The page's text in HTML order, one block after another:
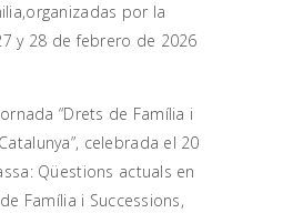
por la
y 28 de febrero de 2026
“Drets de Família i
celebrada el 20
Qüestions actuals en
Família i Successions,